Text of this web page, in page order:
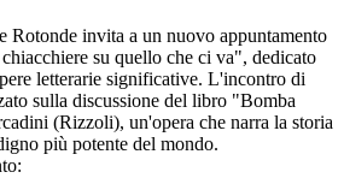
Rotonde invita a un nuovo appuntamento
su quello che ci va", dedicato
letterarie significative. L'incontro di
sulla discussione del libro "Bomba
(Rizzoli), un'opera che narra la storia
più potente del mondo.